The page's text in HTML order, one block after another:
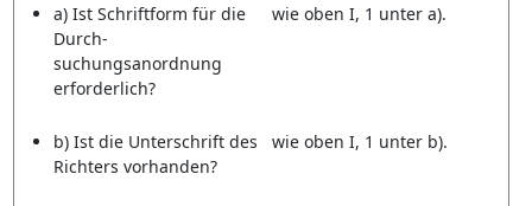
a) Ist Schriftform für die
Durch-
suchungsanordnung
erforderlich?
wie oben I, 1 unter a).
b) Ist die Unterschrift des
Richters vorhanden?
wie oben I, 1 unter b).